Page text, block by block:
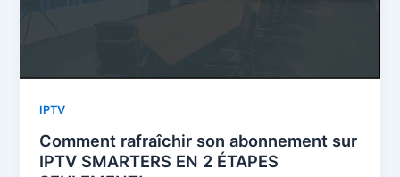
IPTV
Comment rafraîchir son abonnement sur
IPTV SMARTERS EN 2 ÉTAPES